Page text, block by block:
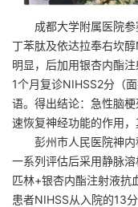
成都大学附属医院
丁苯肽及依达拉奉右坎
明显，后加用银杏内酯
1个月复诊NIHSS2分（
语。得出结论：急性脑
速恢复神经功能的作用，
彭州市人民医院神
一系列评估后采用静脉
匹林+银杏内酯注射液抗
患者NIHSS从入院的13